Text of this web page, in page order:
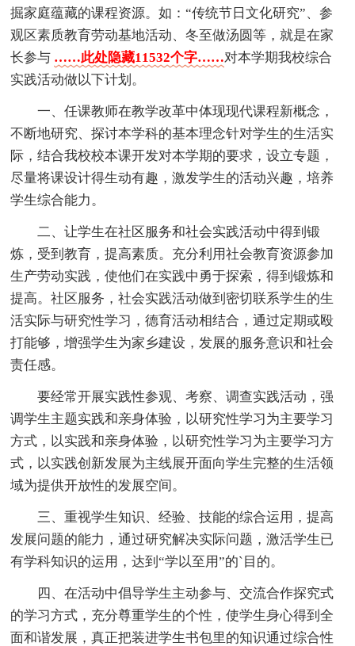
掘家庭蕴藏的课程资源。如：“传统节日文化研究”、参
观区素质教育劳动基地活动、冬至做汤圆等，就是在家
长参与 ……此处隐藏11532个字……对本学期我校综合
实践活动做以下计划。
一、任课教师在教学改革中体现现代课程新概念，
不断地研究、探讨本学科的基本理念针对学生的生活实
际，结合我校校本课开发对本学期的要求，设立专题，
尽量将课设计得生动有趣，激发学生的活动兴趣，培养
学生综合能力。
二、让学生在社区服务和社会实践活动中得到锻
炼，受到教育，提高素质。充分利用社会教育资源参加
生产劳动实践，使他们在实践中勇于探索，得到锻炼和
提高。社区服务，社会实践活动做到密切联系学生的生
活实际与研究性学习，德育活动相结合，通过定期或殴
打能够，增强学生为家乡建设，发展的服务意识和社会
责任感。
要经常开展实践性参观、考察、调查实践活动，强
调学生主题实践和亲身体验，以研究性学习为主要学习
方式，以实践和亲身体验，以研究性学习为主要学习方
式，以实践创新发展为主线展开面向学生完整的生活领
域为提供开放性的发展空间。
三、重视学生知识、经验、技能的综合运用，提高
发展问题的能力，通过研究解决实际问题，激活学生已
有学科知识的运用，达到“学以至用”的`目的。
四、在活动中倡导学生主动参与、交流合作探究式
的学习方式，充分尊重学生的个性，使学生身心得到全
面和谐发展，真正把装进学生书包里的知识通过综合性